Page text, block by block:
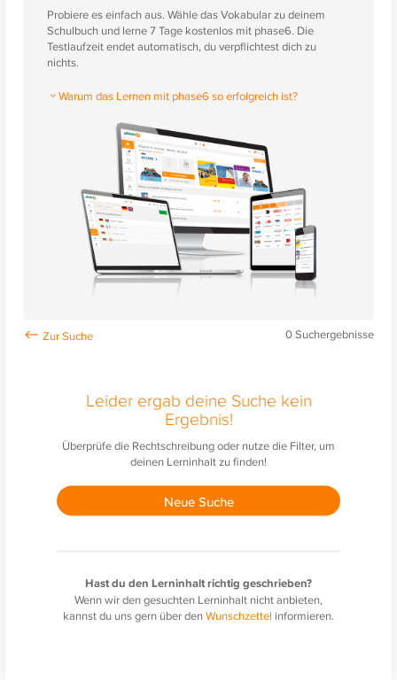
Probiere es einfach aus. Wähle das Vokabular zu deinem
Schulbuch und lerne 7 Tage kostenlos mit phase6. Die
Testlaufzeit endet automatisch, du verpflichtest dich zu
nichts.
Warum das Lernen mit phase6 so erfolgreich ist?
0Suchergebnisse
Leider ergab deine Suche kein
Ergebnis!
Überprüfe die Rechtschreibung oder nutze die Filter, um
deinen Lerninhalt zu finden!
Neue Suche
Hast du den Lerninhalt richtig geschrieben?
Wenn wir den gesuchten Lerninhalt nicht anbieten,
kannst du uns gern über denWunschzettel informieren.